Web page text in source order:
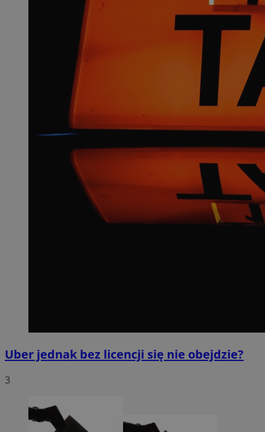
Uber jednak bez licencji się nie obejdzie?
3